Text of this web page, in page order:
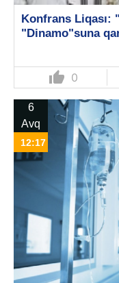
Konfrans Liqası:
"Dinamo"suna
thumb_up 0
6
Avq
12:17